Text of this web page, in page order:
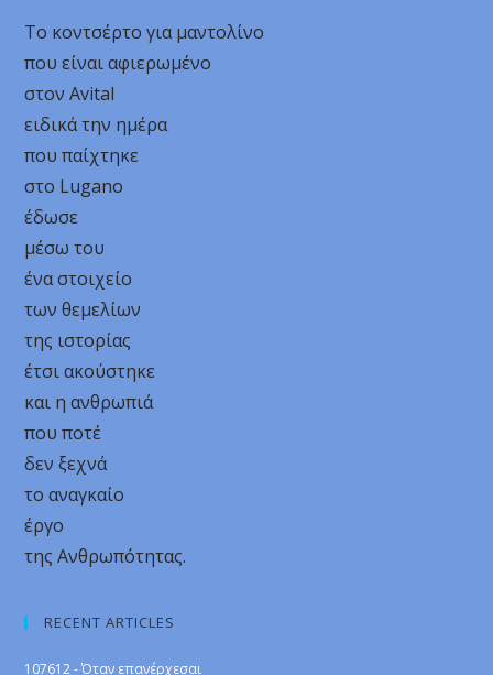
Το κοντσέρτο για μαντολίνο
που είναι αφιερωμένο
στον Avital
ειδικά την ημέρα
που παίχτηκε
στο Lugano
έδωσε
μέσω του
ένα στοιχείο
των θεμελίων
της ιστορίας
έτσι ακούστηκε
και η ανθρωπιά
που ποτέ
δεν ξεχνά
το αναγκαίο
έργο
της Ανθρωπότητας.
RECENT ARTICLES
107612 - Όταν επανέρχεσαι